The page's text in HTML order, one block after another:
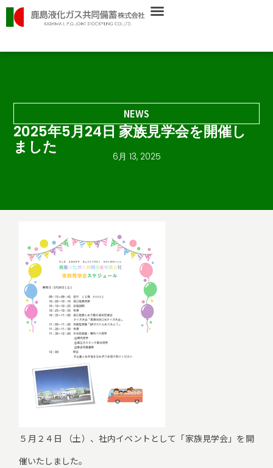
内
ス
NEWS
2025年5月24日 家族見学会を開催し
ました 6月 13, 2025
５月２４日 （土）、社内イベントとして「家族見学会」を開
催いたしました。